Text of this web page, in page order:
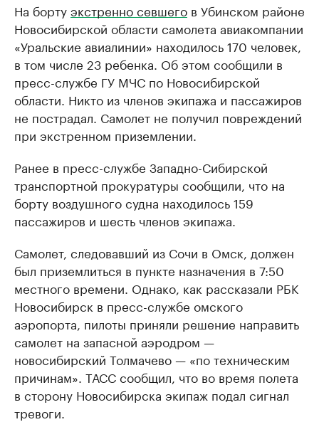
На бортуэкстренно севшего в Убинском районе
Новосибирской области самолета авиакомпании
«Уральские авиалинии» находилось 170 человек,
в том числе 23 ребенка. Об этом сообщили в
пресс-службе ГУ МЧС по Новосибирской
области. Никто из членов экипажа и пассажиров
не пострадал. Самолет не получил повреждений
при экстренном приземлении.
Ранее в пресс-службе Западно-Сибирской
транспортной прокуратуры сообщили, что на
борту воздушного судна находилось 159
пассажиров и шесть членов экипажа.
Самолет, следовавший из Сочи в Омск, должен
был приземлиться в пункте назначения в 7:50
местного времени. Однако, как рассказали РБК
Новосибирск в пресс-службе омского
аэропорта, пилоты приняли решение направить
самолет на запасной аэродром —
новосибирский Толмачево — «по техническим
причинам». ТАСС сообщил, что во время полета
в сторону Новосибирска экипаж подал сигнал
тревоги.